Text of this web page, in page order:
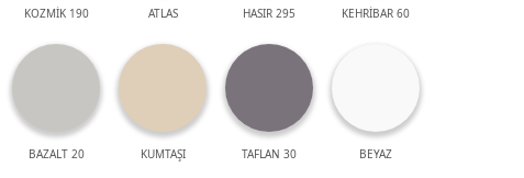
KOZMİK 190 ATLAS HASIR 295 KEHRİBAR 60
BAZALT 20 KUMTAŞI TAFLAN 30 BEYAZ